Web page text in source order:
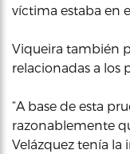
víctima estaba en
Viqueira también
relacionadas a los
“A base de esta
razonablemente
Velázquez tenía la